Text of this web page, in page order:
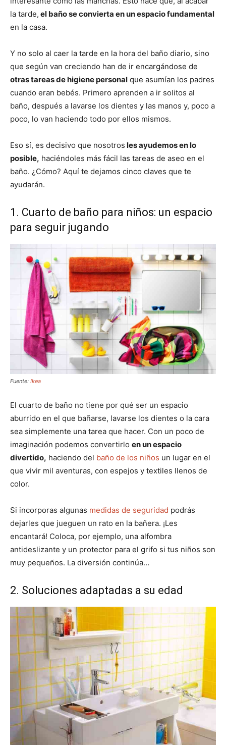
la tarde, el baño se convierta en un espacio fundamental
en la casa.
Y no solo al caer la tarde en la hora del baño diario, sino
que según van creciendo han de ir encargándose de
otras tareas de higiene personal que asumían los padres
cuando eran bebés. Primero aprenden a ir solitos al
baño, después a lavarse los dientes y las manos y, poco a
poco, lo van haciendo todo por ellos mismos.
Eso sí, es decisivo que nosotros les ayudemos en lo
posible, haciéndoles más fácil las tareas de aseo en el
baño. ¿Cómo? Aquí te dejamos cinco claves que te
ayudarán.
1. Cuarto de baño para niños: un espacio
para seguir jugando
Fuente: Ikea
El cuarto de baño no tiene por qué ser un espacio
aburrido en el que bañarse, lavarse los dientes o la cara
sea simplemente una tarea que hacer. Con un poco de
imaginación podemos convertirlo en un espacio
divertido, haciendo del baño de los niños un lugar en el
que vivir mil aventuras, con espejos y textiles llenos de
color.
Si incorporas algunas medidas de seguridad podrás
dejarles que jueguen un rato en la bañera. ¡Les
encantará! Coloca, por ejemplo, una alfombra
antideslizante y un protector para el grifo si tus niños son
muy pequeños. La diversión continúa…
2. Soluciones adaptadas a su edad